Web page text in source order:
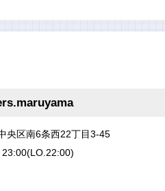
央区南6条西22丁目3-45
23:00(LO.22:00)